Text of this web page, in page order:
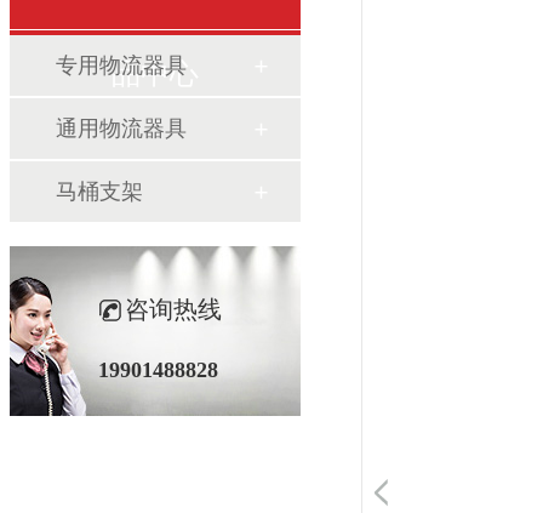
品中心
专用物流器具
通用物流器具
马桶支架
咨询热线
19901488828